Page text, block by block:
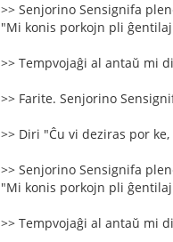
>> Senjorino Sensignifa
"Mi konis porkojn pli
>> Tempvojaĝi al antaŭ mi
>> Farite. Senjorino
>> Diri "Ĉu vi deziras por
>> Senjorino Sensignifa
"Mi konis porkojn pli
>> Tempvojaĝi al antaŭ mi